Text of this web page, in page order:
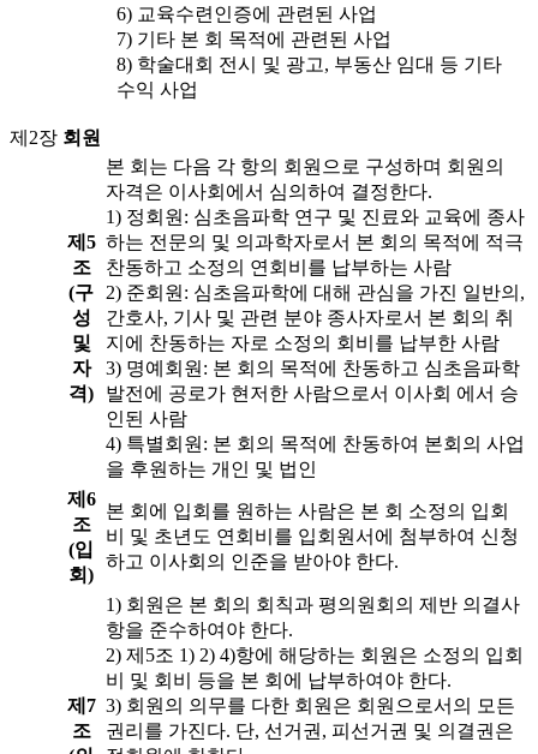
6) 교육수련인증에 관련된 사업
7) 기타 본 회 목적에 관련된 사업
8) 학술대회 전시 및 광고, 부동산 임대 등 기타
수익 사업
제2장 회원
제5
조
(구
성
및
자
격)
본 회는 다음 각 항의 회원으로 구성하며 회원의
자격은 이사회에서 심의하여 결정한다.
1) 정회원: 심초음파학 연구 및 진료와 교육에 종사
하는 전문의 및 의과학자로서 본 회의 목적에 적극
찬동하고 소정의 연회비를 납부하는 사람
2) 준회원: 심초음파학에 대해 관심을 가진 일반의,
간호사, 기사 및 관련 분야 종사자로서 본 회의 취
지에 찬동하는 자로 소정의 회비를 납부한 사람
3) 명예회원: 본 회의 목적에 찬동하고 심초음파학
발전에 공로가 현저한 사람으로서 이사회 에서 승
인된 사람
4) 특별회원: 본 회의 목적에 찬동하여 본회의 사업
을 후원하는 개인 및 법인
제6
조
(입
회)
본 회에 입회를 원하는 사람은 본 회 소정의 입회
비 및 초년도 연회비를 입회원서에 첨부하여 신청
하고 이사회의 인준을 받아야 한다.
제7
조
1) 회원은 본 회의 회칙과 평의원회의 제반 의결사
항을 준수하여야 한다.
2) 제5조 1) 2) 4)항에 해당하는 회원은 소정의 입회
비 및 회비 등을 본 회에 납부하여야 한다.
3) 회원의 의무를 다한 회원은 회원으로서의 모든
권리를 가진다. 단, 선거권, 피선거권 및 의결권은